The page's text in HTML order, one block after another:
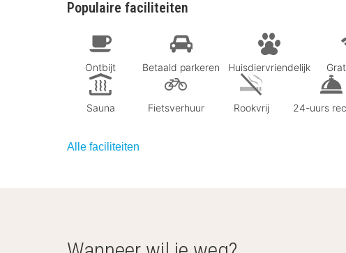
Populaire faciliteiten
Ontbijt Betaald parkeren Huisdiervriendelijk
Sauna Fietsverhuur Rookvrij 24-uurs
Alle faciliteiten